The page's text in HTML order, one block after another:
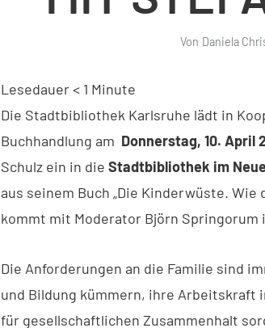
Von Daniela
Lesedauer< 1 Minute
Die Stadtbibliothek Karlsruhe lädt in
Buchhandlung am Donnerstag, 10. April
Schulz ein in die Stadtbibliothek im
aus seinem Buch „Die Kinderwüste.
kommt mit Moderator Björn Springorum
Die Anforderungen an die Familie sind
und Bildung kümmern, ihre Arbeitskraft
für gesellschaftlichen Zusammenhalt